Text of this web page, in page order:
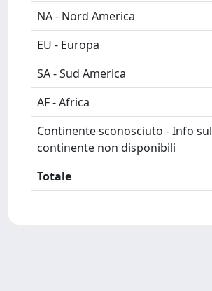
NA - Nord America
EU - Europa
SA - Sud America
AF - Africa
Continente sconosciuto - Info sul
continente non disponibili
Totale